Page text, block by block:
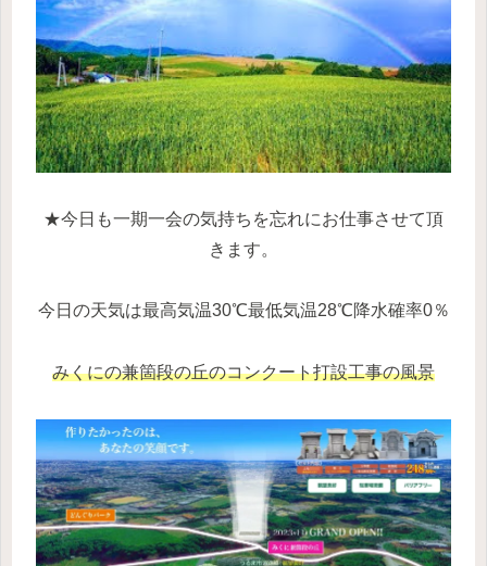
★今日も一期一会の気持ちを忘れにお仕事させて頂
きます。
今日の天気は最高気温30℃最低気温28℃降水確率0％
みくにの兼箇段の丘のコンクート打設工事の風景